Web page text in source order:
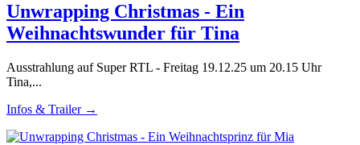
Unwrapping Christmas - Ein
Weihnachtswunder für Tina
Ausstrahlung auf Super RTL - Freitag 19.12.25 um 20.15 Uhr
Tina,...
Infos & Trailer →